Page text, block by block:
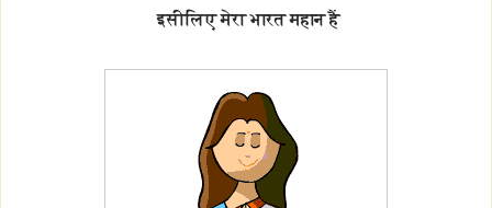
इसीलिए मेरा भारत महान हैं